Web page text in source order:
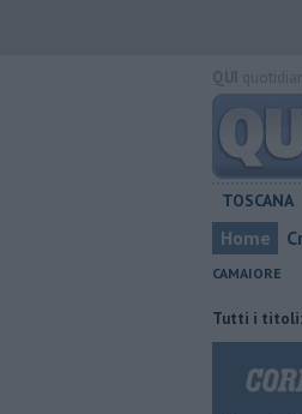
TOSCANA
Home
CAMAIORE
Tutti i titoli:
Poste Italiane cerca